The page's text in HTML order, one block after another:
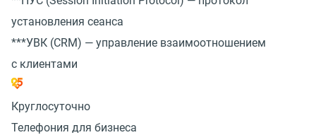
установления сеанса
***УВК (CRM) — управление взаимоотношением
с клиентами
Круглосуточно
Телефония для бизнеса